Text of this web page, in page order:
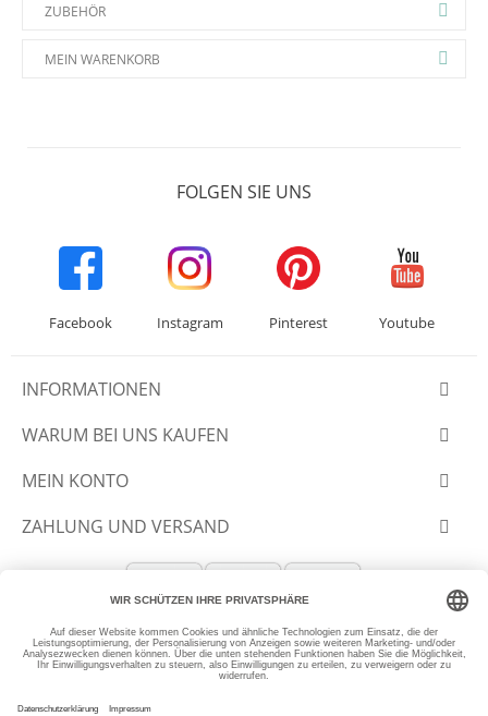
ZUBEHÖR
MEIN WARENKORB
FOLGEN SIE UNS
Facebook Instagram Pinterest Youtube
INFORMATIONEN
WARUM BEI UNS KAUFEN
MEIN KONTO
ZAHLUNG UND VERSAND